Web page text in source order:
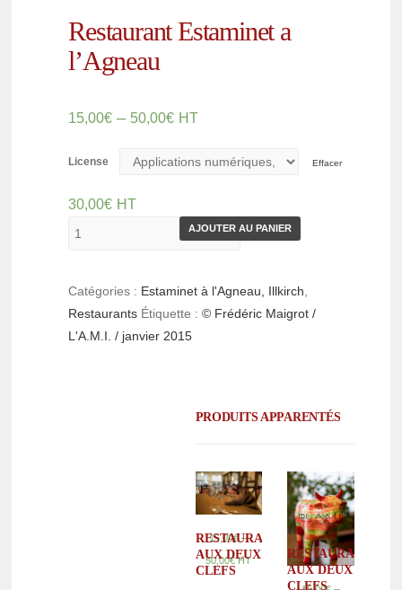
Restaurant Estaminet a
l’Agneau
15,00€ – 50,00€ HT
License Effacer
30,00€ HT
AJOUTER AU PANIER
Catégories : Estaminet à l'Agneau, Illkirch
Restaurants Étiquette :© Frédéric Maigrot /
L'A.M.I. / janvier 2015
PRODUITS APPARENTÉS
RESTAURANT
AUX DEUX
CLEFS
15,00€–
50,00€ HT
RESTAURANT
AUX DEUX
CLEFS